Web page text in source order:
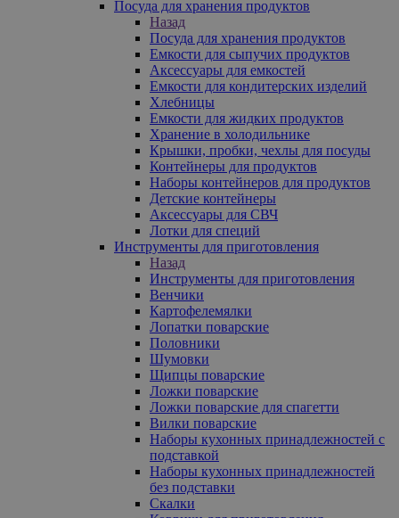
Посуда для хранения продуктов
Назад
Посуда для хранения продуктов
Емкости для сыпучих продуктов
Аксессуары для емкостей
Емкости для кондитерских изделий
Хлебницы
Емкости для жидких продуктов
Хранение в холодильнике
Крышки, пробки, чехлы для посуды
Контейнеры для продуктов
Наборы контейнеров для продуктов
Детские контейнеры
Аксессуары для СВЧ
Лотки для специй
Инструменты для приготовления
Назад
Инструменты для приготовления
Венчики
Картофелемялки
Лопатки поварские
Половники
Шумовки
Щипцы поварские
Ложки поварские
Ложки поварские для спагетти
Вилки поварские
Наборы кухонных принадлежностей с
подставкой
Наборы кухонных принадлежностей
без подставки
Скалки